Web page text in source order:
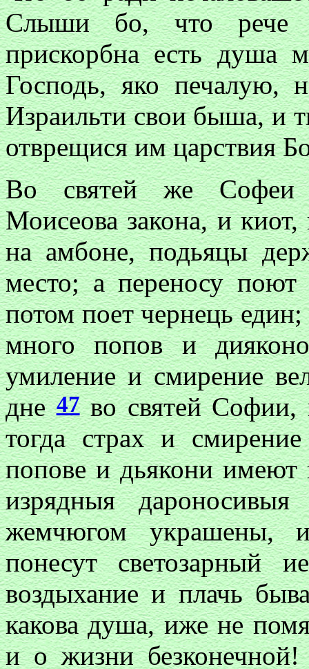
Слыши бо, что рече
прискорбна есть душа
Господь, яко печалую,
Израильти свои быша, и
отврещися им царствия
Во святей жеСофеи
Моисеова закона, и
на амбоне, подьяцы
место; а переносу
потом поет чернець
много попов и
умиление и смирение
дне47во святей Софии,
тогда страх и
попове и дьякони имеют
изрядныя
жемчюгом
понесут светозарный
воздыхание и плачь
какова душа, иже не
и о жизни